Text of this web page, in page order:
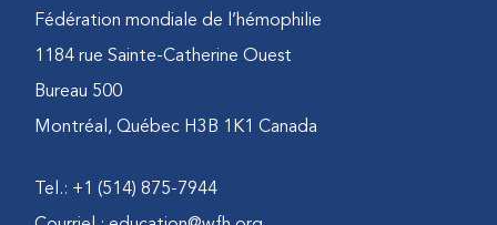
Fédération mondiale de l’hémophilie
1184 rue Sainte-Catherine Ouest
Bureau 500
Montréal, Québec H3B 1K1 Canada
Tel.: +1 (514) 875-7944